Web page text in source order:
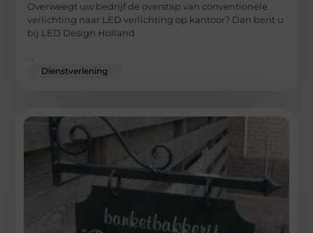
Overweegt uw bedrijf de overstap van conventionele
verlichting naar LED verlichting op kantoor? Dan bent u
bij LED Design Holland
Dienstverlening